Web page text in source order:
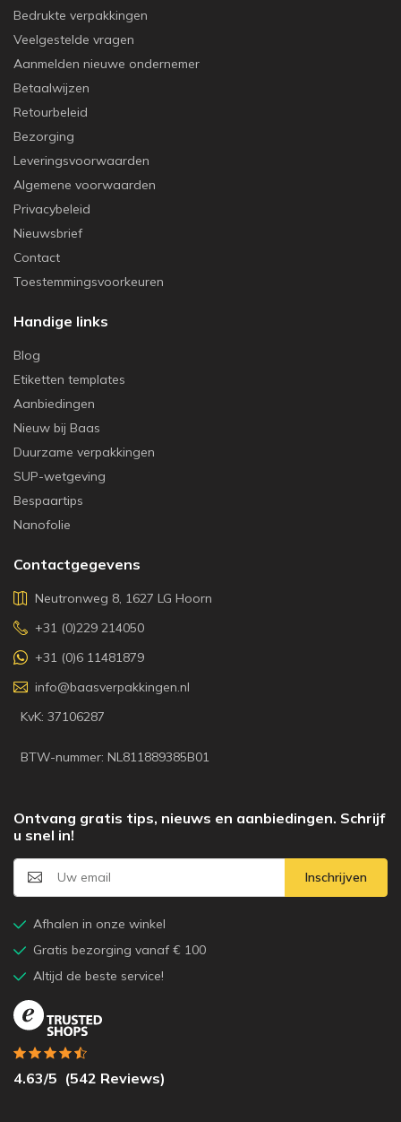
Bedrukte verpakkingen
Veelgestelde vragen
Aanmelden nieuwe ondernemer
Betaalwijzen
Retourbeleid
Bezorging
Leveringsvoorwaarden
Algemene voorwaarden
Privacybeleid
Nieuwsbrief
Contact
Toestemmingsvoorkeuren
Handige links
Blog
Etiketten templates
Aanbiedingen
Nieuw bij Baas
Duurzame verpakkingen
SUP-wetgeving
Bespaartips
Nanofolie
Contactgegevens
Neutronweg 8, 1627 LG Hoorn
+31 (0)229 214050
+31 (0)6 11481879
info@baasverpakkingen.nl
KvK: 37106287
BTW-nummer: NL811889385B01
Ontvang gratis tips, nieuws en aanbiedingen. Schrijf
u snel in!
Inschrijven
Afhalen in onze winkel
Gratis bezorging vanaf € 100
Altijd de beste service!
4.63/5 (542 Reviews)